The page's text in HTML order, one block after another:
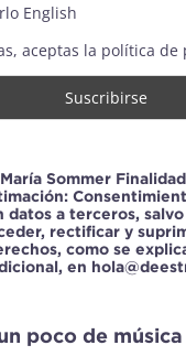
English
aceptas la política de
Sommer
datos a terceros,
rectificar y
como se
en
poco de música